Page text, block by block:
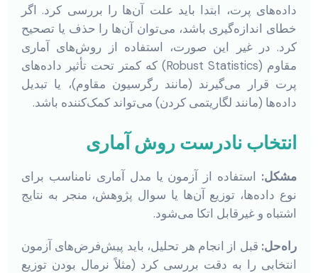
داده‌های پرت، ابتدا باید علت آن‌ها را بررسی کرد. اگر
خطای اندازه‌گیری باشد، می‌توان آن‌ها را حذف یا تصحیح
کرد. در غیر این صورت، استفاده از روش‌های آماری
مقاوم (Robust Statistics) که کمتر تحت تأثیر داده‌های
پرت قرار می‌گیرند (مانند رگرسیون مقاوم)، یا تبدیل
داده‌ها (مانند لگاریتمی کردن) می‌تواند کمک‌کننده باشد.
انتخاب نادرست روش آماری
مشکل: استفاده از آزمون یا مدل آماری نامناسب برای
نوع داده‌ها، توزیع آن‌ها یا سوال پژوهش، منجر به نتایج
اشتباه و غیرقابل اتکا می‌شود.
راه‌حل: قبل از انجام هر تحلیل، باید پیش‌فرض‌های آزمون
انتخابی را به دقت بررسی کرد (مثلاً نرمال بودن توزیع